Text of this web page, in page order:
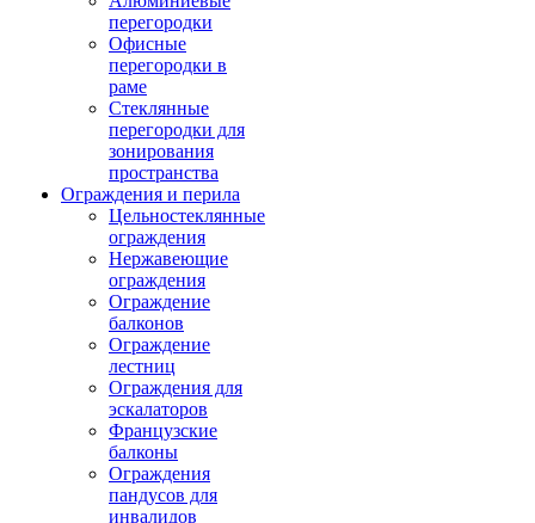
перегородки
Офисные
перегородки в
раме
Стеклянные
перегородки для
зонирования
пространства
Ограждения и перила
Цельностеклянные
ограждения
Нержавеющие
ограждения
Ограждение
балконов
Ограждение
лестниц
Ограждения для
эскалаторов
Французские
балконы
Ограждения
пандусов для
инвалидов